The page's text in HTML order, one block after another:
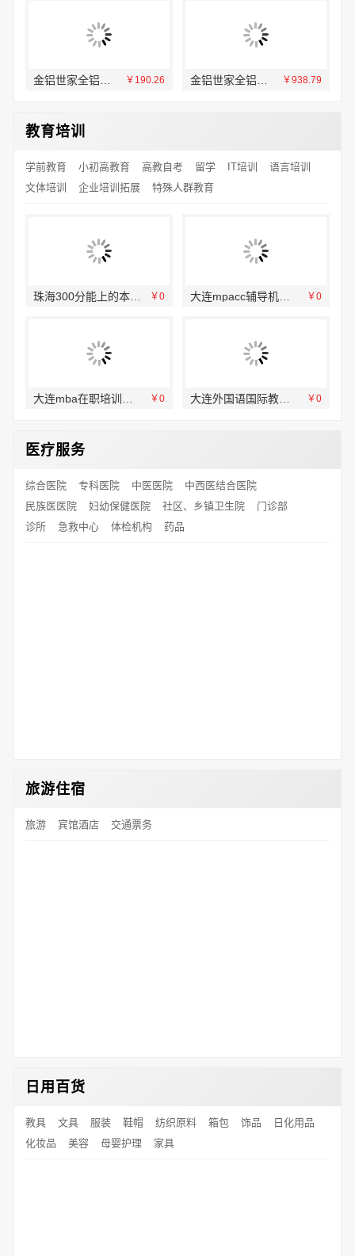
￥190.26 ￥938.79
教育培训
学前教育 小初高教育 高教自考 留学 IT培训
语言培训
文体培训
企业培训拓展 特殊人群教育
珠海300分能上的本科大学学费-北京理工大学珠海学院继教院 ￥0
￥0
大连mpacc辅导机构价格 社科赛斯会计专硕考研助你冲击目标名校 ￥0
大连外国语国际教育学院航空职教学校环境怎么样服务资讯 ￥0
医疗服务
综合医院 专科医院 中医医院
中西医结合医院
民族医医院
妇幼保健医院 社区、乡镇卫生院
门诊部
诊所
急救中心 体检机构 药品
旅游住宿
旅游 宾馆酒店 交通票务
日用百货
教具 文具 服装 鞋帽 纺织原料 箱包 饰品
日化用品
化妆品
美容 母婴护理 家具